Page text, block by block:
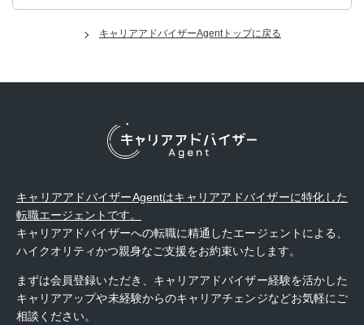
キャリアアドバイザーAgentトップに戻る
キャリアアドバイザーAgentはキャリアアドバイザーに特化した
転職エージェントです。
キャリアアドバイザーへの転職に精通したエージェントによる、
ハイクオリティかつ親身なご支援をお約束いたします。
まずは会員登録いただき、キャリアアドバイザー経験を活かした
キャリアアップや未経験からのキャリアチェンジなどお気軽にご
相談ください。